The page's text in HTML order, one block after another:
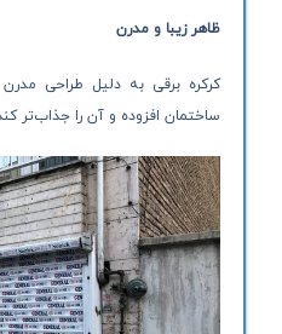
ظاهر زیبا و مدرن
کرکره برقی به دلیل طراحی
ساختمان افزوده و آن را جذاب‌تر